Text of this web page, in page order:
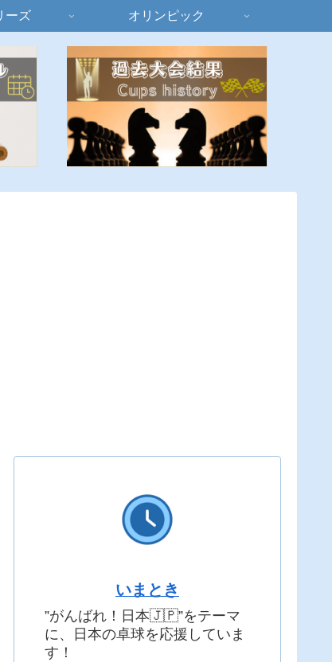
ーズ オリンピック
いまとき
”がんばれ！日本🇯🇵”をテーマ
に、日本の卓球を応援していま
す！